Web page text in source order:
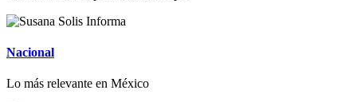
Nacional
Lo más relevante en México